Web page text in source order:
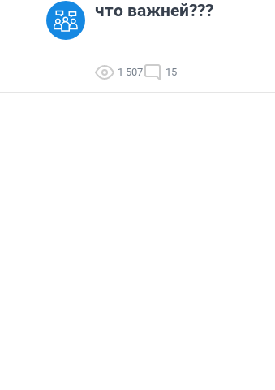
что важней???
1 507 15